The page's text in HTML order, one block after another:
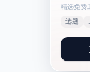
精选免费
选题